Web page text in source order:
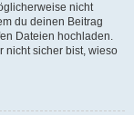
nicht
du deinen Beitrag
Dateien hochladen.
nicht sicher bist, wieso